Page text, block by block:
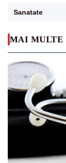
MAI MULTE
Sanatate